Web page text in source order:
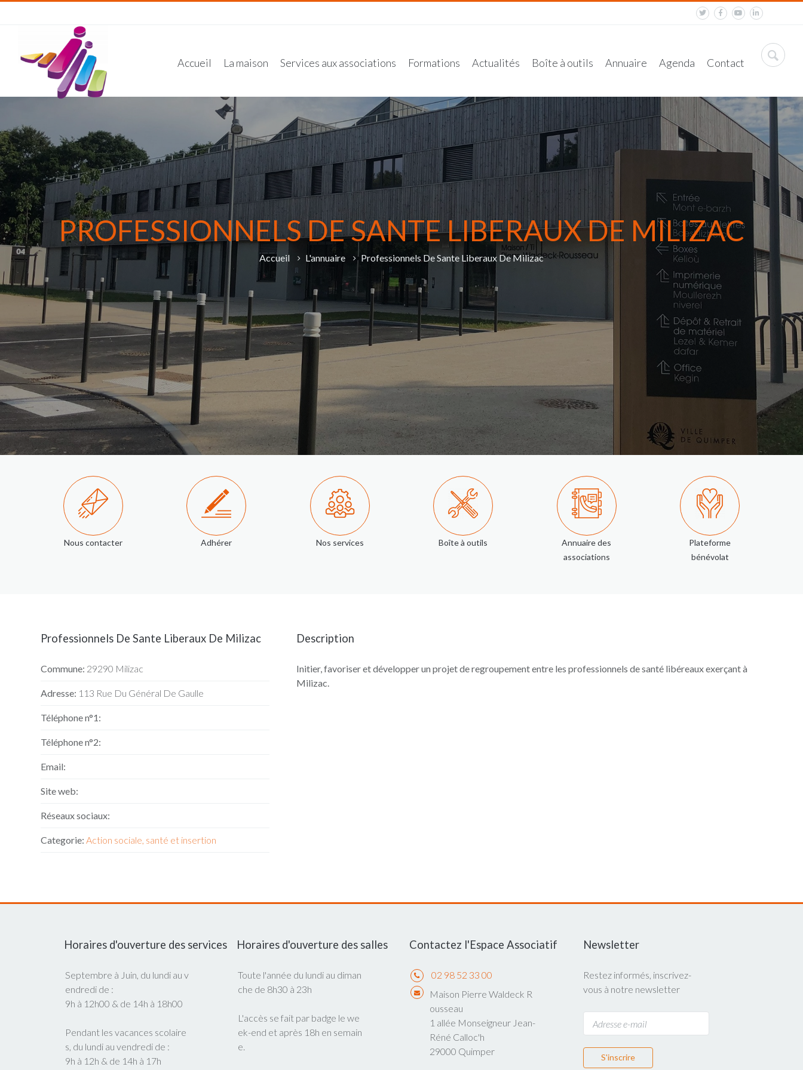
Accueil La maison Services aux associations Formations Actualités Boîte à outils Annuaire Agenda Contact
PROFESSIONNELS DE SANTE LIBERAUX DE MILIZAC
Accueil L'annuaire Professionnels De Sante Liberaux De Milizac
Nous contacter Adhérer Nos services Boîte à outils
Annuaire des
associations
Plateforme
bénévolat
Professionnels De Sante Liberaux De Milizac
Commune: 29290 Milizac
Adresse: 113 Rue Du Général De Gaulle
Téléphone n°1:
Téléphone n°2:
Email:
Site web:
Réseaux sociaux:
Categorie: Action sociale, santé et insertion
Description
Initier, favoriser et développer un projet de regroupement entre les professionnels de santé libéreaux exerçant à
Milizac.
Horaires d'ouverture des services
Septembre à Juin, du lundi au v
endredi de :
9h à 12h00 & de 14h à 18h00
Pendant les vacances scolaire
s, du lundi au vendredi de :
9h à 12h & de 14h à 17h
Horaires d'ouverture des salles
Toute l'année du lundi au diman
che de 8h30 à 23h
L'accès se fait par badge le we
ek-end et après 18h en semain
e.
Contactez l'Espace Associatif
02 98 52 33 00
Maison Pierre Waldeck R
ousseau
1 allée Monseigneur Jean-
Réné Calloc'h
29000 Quimper
Newsletter
Restez informés, inscrivez-
vous à notre newsletter
S'inscrire